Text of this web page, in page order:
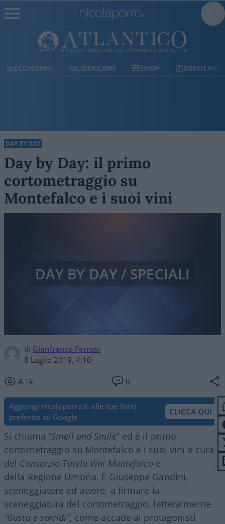
ECONOMIA LIBERILIBRI SHOP SOSTIENICI
DAY BY DAY
Day by Day: il primo
cortometraggio su
Montefalco e i suoi vini
di Gianfranco Ferroni
8 Luglio 2019, 4:10
4.1k 0
DAY BY DAY / SPECIALI
Aggiungi nicolaporro.it alle tue fonti
preferite su Google
CLICCA QUI
Si chiama “Smell and Smile” ed è il primo
cortometraggio su Montefalco e i suoi vini a cura
del Consorzio Tutela Vini Montefalco e
della Regione Umbria. È Giuseppe Gandini,
sceneggiatore ed attore, a firmare la
sceneggiatura del cortometraggio, letteralmente
“Gusta e sorridi”, come accade ai protagonisti